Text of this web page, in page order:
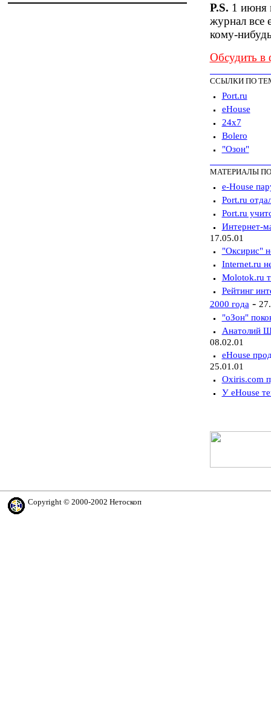
P.S. 1 июня
журнал все
кому-
Обсудить в
ССЫЛКИ ПО
Port.ru
eHouse
24x7
Bolero
"Озон"
МАТЕРИАЛЫ
e-House
Port.ru
Port.ru
Интернет-
17.05.01
"Оксирис"
Internet.ru
Molotok.ru
Рейтинг
2000 года -
"оЗон"
Анатолий
08.02.01
eHouse
25.01.01
Oxiris.com
У eHouse
Copyright © 2000-2002 Нетоскоп